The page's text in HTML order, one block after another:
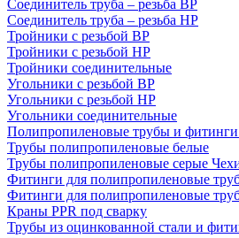
Соединитель труба – резьба ВР
Соединитель труба – резьба НР
Тройники с резьбой ВР
Тройники с резьбой НР
Тройники соединительные
Угольники с резьбой ВР
Угольники с резьбой НР
Угольники соединительные
Полипропиленовые трубы и
Трубы полипропиленовые белые
Трубы полипропиленовые серые
Фитинги для полипропиленовые
Фитинги для полипропиленовые
Краны PPR под сварку
Трубы из оцинкованной стали и